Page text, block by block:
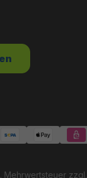
Mehrwertsteuer zzgl.